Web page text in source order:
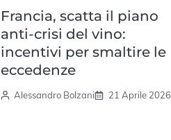
Francia, scatta il piano
anti-crisi del vino:
incentivi per smaltire le
eccedenze
Alessandro Bolzani 21 Aprile 2026